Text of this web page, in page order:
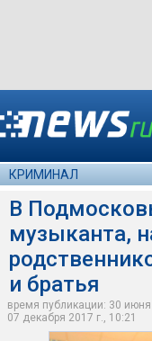
КРИМИНАЛ
В
музыканта,
и братья
время публикации: 30
07 декабря 2017 г., 10:21